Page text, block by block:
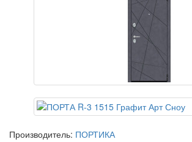
Производитель: ПОРТИКА